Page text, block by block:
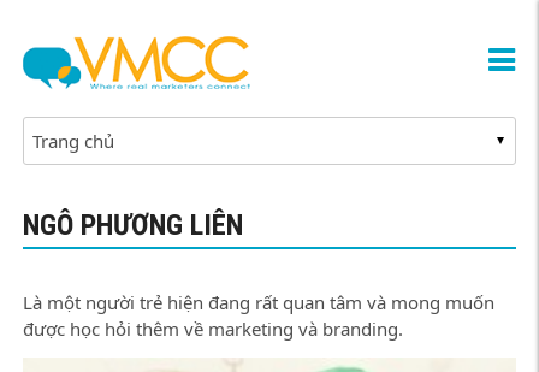
NGÔ PHƯƠNG LIÊN
Là một người trẻ hiện đang rất quan tâm và mong muốn
được học hỏi thêm về marketing và branding.